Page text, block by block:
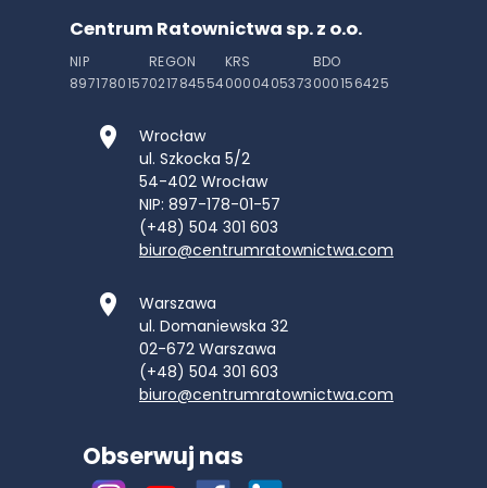
Centrum Ratownictwa sp. z o.o.
NIP
8971780157
REGON
021784554
KRS
0000405373
BDO
000156425
Wrocław
ul. Szkocka 5/2
54-402 Wrocław
NIP: 897-178-01-57
(+48) 504 301 603
biuro@centrumratownictwa.com
Warszawa
ul. Domaniewska 32
02-672 Warszawa
(+48) 504 301 603
biuro@centrumratownictwa.com
Obserwuj nas